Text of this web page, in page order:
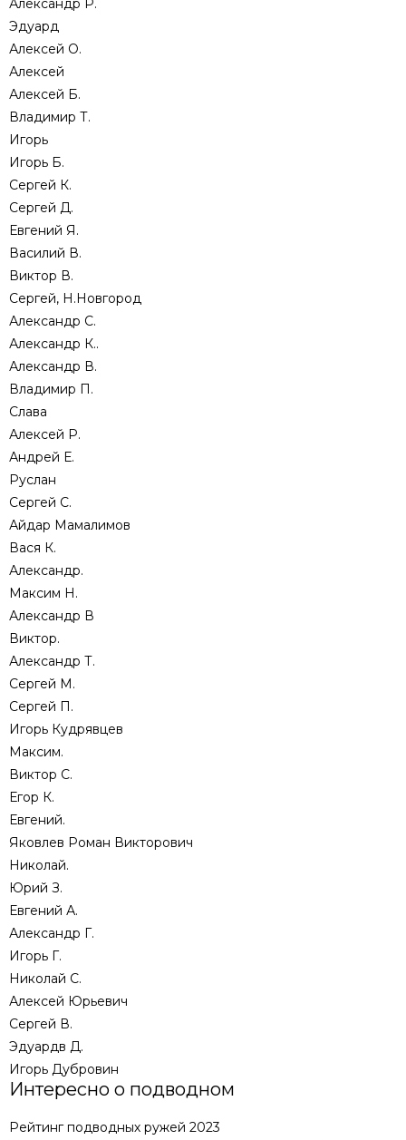
Александр Р.
Эдуард
Алексей О.
Алексей
Алексей Б.
Владимир Т.
Игорь
Игорь Б.
Сергей К.
Сергей Д.
Евгений Я.
Василий В.
Виктор В.
Сергей, Н.Новгород
Александр С.
Александр К..
Александр В.
Владимир П.
Слава
Алексей Р.
Андрей Е.
Руслан
Сергей С.
Айдар Мамалимов
Вася К.
Александр.
Максим Н.
Александр В
Виктор.
Александр Т.
Сергей М.
Сергей П.
Игорь Кудрявцев
Максим.
Виктор С.
Егор К.
Евгений.
Яковлев Роман Викторович
Николай.
Юрий З.
Евгений А.
Александр Г.
Игорь Г.
Николай С.
Алексей Юрьевич
Сергей В.
Эдуардв Д.
Игорь Дубровин
Интересно о подводном
Рейтинг подводных ружей 2023